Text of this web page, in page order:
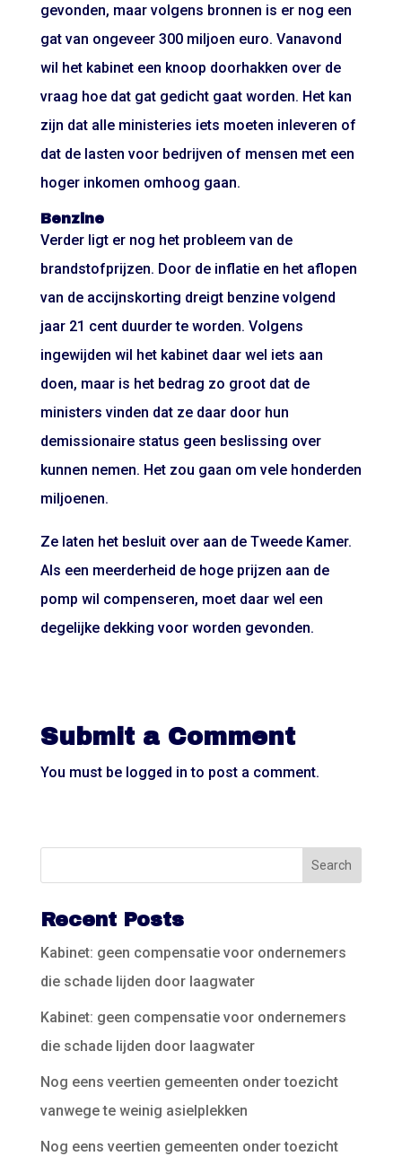
gevonden, maar volgens bronnen is er nog een
gat van ongeveer 300 miljoen euro. Vanavond
wil het kabinet een knoop doorhakken over de
vraag hoe dat gat gedicht gaat worden. Het kan
zijn dat alle ministeries iets moeten inleveren of
dat de lasten voor bedrijven of mensen met een
hoger inkomen omhoog gaan.
Benzine
Verder ligt er nog het probleem van de
brandstofprijzen. Door de inflatie en het aflopen
van de accijnskorting dreigt benzine volgend
jaar 21 cent duurder te worden. Volgens
ingewijden wil het kabinet daar wel iets aan
doen, maar is het bedrag zo groot dat de
ministers vinden dat ze daar door hun
demissionaire status geen beslissing over
kunnen nemen. Het zou gaan om vele honderden
miljoenen.
Ze laten het besluit over aan de Tweede Kamer.
Als een meerderheid de hoge prijzen aan de
pomp wil compenseren, moet daar wel een
degelijke dekking voor worden gevonden.
Submit a Comment
You must be logged in to post a comment.
Recent Posts
Kabinet: geen compensatie voor ondernemers
die schade lijden door laagwater
Kabinet: geen compensatie voor ondernemers
die schade lijden door laagwater
Nog eens veertien gemeenten onder toezicht
vanwege te weinig asielplekken
Nog eens veertien gemeenten onder toezicht